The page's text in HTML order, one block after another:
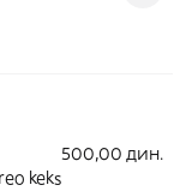
500,00 дин.
keks